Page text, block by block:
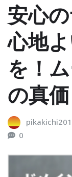
安心
心地
を！
の真価
0